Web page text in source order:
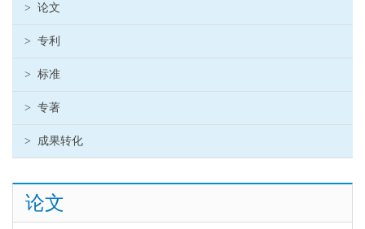
> 论文
> 专利
> 标准
> 专著
> 成果转化
论文